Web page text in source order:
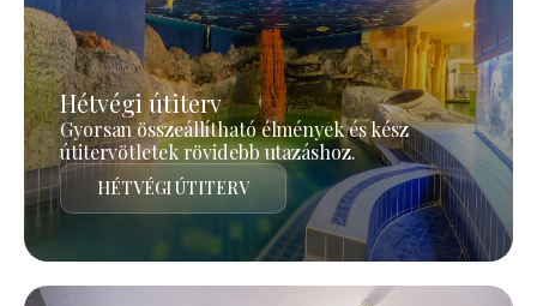
Hétvégi útiterv
Gyorsan összeállítható élmények és kész
útitervötletek rövidebb utazáshoz.
HÉTVÉGI ÚTITERV